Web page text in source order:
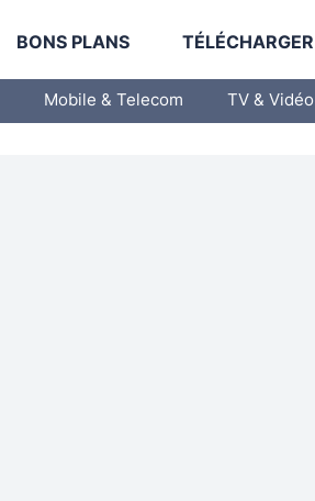
BONS PLANS TÉLÉCHARGER
Mobile & Telecom TV & Vidéo